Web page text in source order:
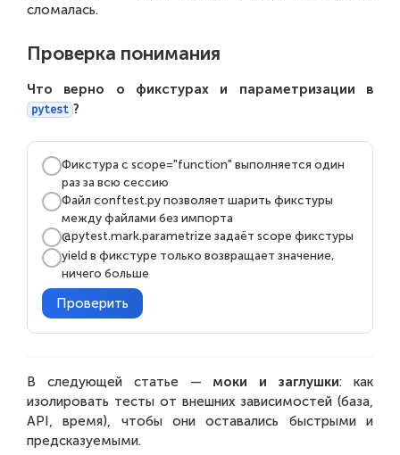
сломалась.
Проверка понимания
Что верно о фикстурах и параметризации в
pytest ?
Фикстура с scope="function" выполняется один
раз за всю сессию
Файл conftest.py позволяет шарить фикстуры
между файлами без импорта
@pytest.mark.parametrize задаёт scope фикстуры
yield в фикстуре только возвращает значение,
ничего больше
Проверить
В следующей статье — моки и заглушки: как
изолировать тесты от внешних зависимостей (база,
API, время), чтобы они оставались быстрыми и
предсказуемыми.